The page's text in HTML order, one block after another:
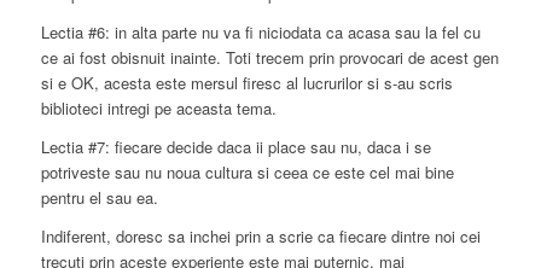
Lectia #6: in alta parte nu va fi niciodata ca acasa sau la fel cu
ce ai fost obisnuit inainte. Toti trecem prin provocari de acest gen
si e OK, acesta este mersul firesc al lucrurilor si s-au scris
biblioteci intregi pe aceasta tema.
Lectia #7: fiecare decide daca ii place sau nu, daca i se
potriveste sau nu noua cultura si ceea ce este cel mai bine
pentru el sau ea.
Indiferent, doresc sa inchei prin a scrie ca fiecare dintre noi cei
trecuti prin aceste experiente este mai puternic, mai